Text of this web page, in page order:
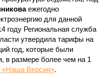
ежегодно
для данной
году Региональная служба
утвердила тарифы на
год, которые были
в размере более чем на 1
«Наша Версия».